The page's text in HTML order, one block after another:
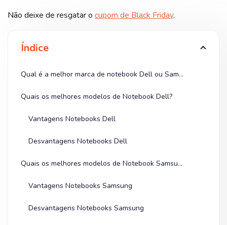
Não deixe de resgatar o cupom de Black Friday.
Índice
Qual é a melhor marca de notebook Dell ou Samsung?
Quais os melhores modelos de Notebook Dell?
Vantagens Notebooks Dell
Desvantagens Notebooks Dell
Quais os melhores modelos de Notebook Samsung?
Vantagens Notebooks Samsung
Desvantagens Notebooks Samsung